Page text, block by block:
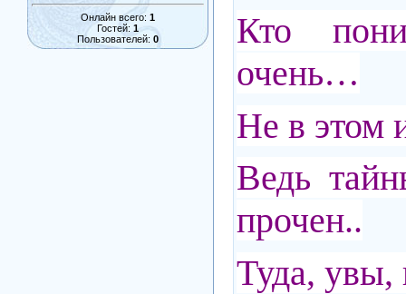
Онлайн всего: 1
Гостей: 1
Пользователей: 0
Кто
очень…
Не в этом
Ведь
прочен..
Туда, увы,